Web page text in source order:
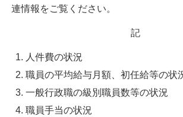
連情報をご覧ください。
記
人件費の状況
職員の平均給与月額、初任給等の状
一般行政職の級別職員数等の状況
職員手当の状況